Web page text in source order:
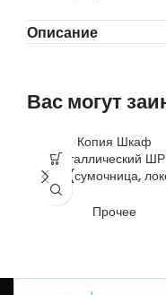
Описание
Вас могут
Копия Шкаф
металлический
312 (сумочница,
Прочее